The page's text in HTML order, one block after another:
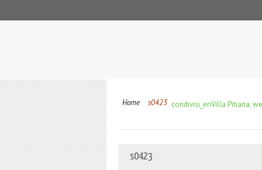
Home condivisi_enVilla Pitiana,
s0423
s0423